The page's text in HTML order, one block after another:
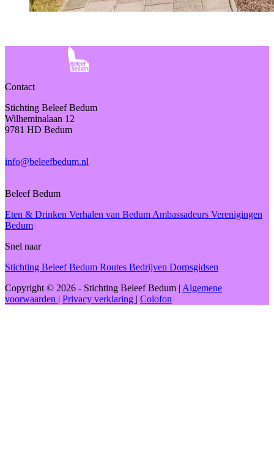
Contact
Stichting Beleef Bedum
Wilheminalaan 12
9781 HD Bedum
info@beleefbedum.nl
Beleef Bedum
Eten & Drinken Verhalen van Bedum Ambassadeurs Verenigingen
Bedum
Snel naar
Stichting Beleef Bedum Routes Bedrijven Dorpsgidsen
Copyright © 2026 - Stichting Beleef Bedum | Algemene
voorwaarden | Privacy verklaring | Colofon